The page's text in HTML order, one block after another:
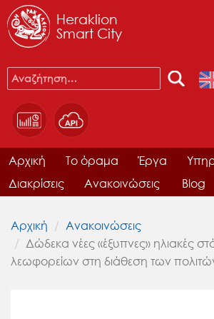
Heraklion
Smart City
Αρχική Το όραμα Έργα
Διακρίσεις
Ανακοινώσεις Blog
Αρχική
Ανακοινώσεις
Δώδεκα νέες «έξυπνες» ηλιακές
λεωφορείων στη διάθεση των